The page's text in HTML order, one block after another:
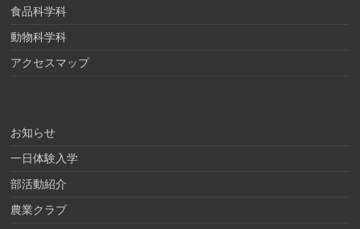
食品科学科
動物科学科
アクセスマップ
お知らせ
一日体験入学
部活動紹介
農業クラブ